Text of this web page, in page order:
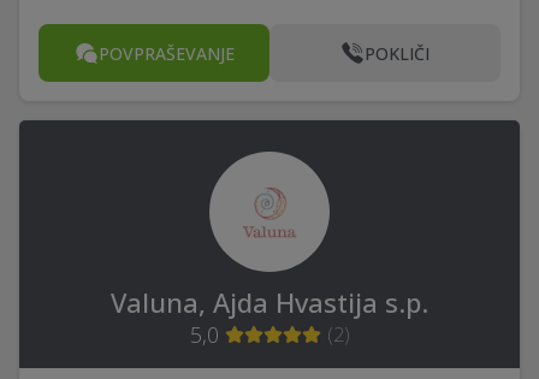
POVPRAŠEVANJE POKLIČI
Valuna, Ajda Hvastija s.p.
5,0 (2)